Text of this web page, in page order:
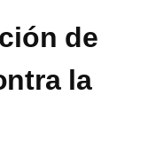
de
la